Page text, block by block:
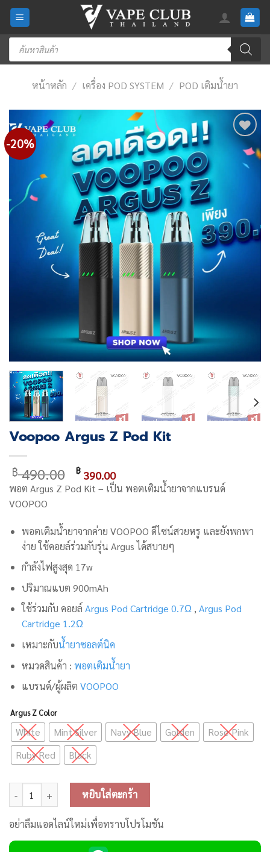
Skip
content
Products
search
หน้าหลัก / เครื่อง POD SYSTEM / POD เติมน้ำยา
-20%
Add
wishlist
Voopoo Argus Z Pod Kit
฿490.00 Original
price
฿390.00Current
price
พอต Argus Z Pod Kit – เป็น พอตเติมน้ำยาจากแบรนด์
VOOPOO
พอตเติมน้ำยาจากค่าย VOOPOO ดีไซน์สวยหรู และยังพกพา
ง่าย ใช้คอยล์ร่วมกับรุ่น Argus ได้สบายๆ
กำลังไฟสูงสุด 17w
ปริมาณแบต 900mAh
ใช้ร่วมกับ คอยล์ Argus Pod Cartridge 0.7Ω, Argus Pod
Cartridge 1.2Ω
เหมาะกับน้ำยาซอลต์นิค
หมวดสินค้า : พอตเติมน้ำยา
แบรนด์/ผู้ผลิต VOOPOO
Argus Z Color
White Mint Silver Navy Blue Golden
Rose Pink
Ruby Red
Black
จำนวน Voopoo Argus Z Pod Kit ชิ้น
หยิบใส่ตะกร้า
อย่าลืมแอดไลน์ใหม่เพื่อทราบโปรโมชัน